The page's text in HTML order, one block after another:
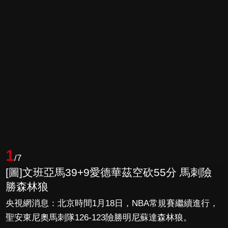
1/7
[圖]文班亞馬39+9愛德華茲空砍55分 馬刺險
勝森林狼
央視網消息：北京時間1月18日，NBA常規賽繼續進行，
聖安東尼奧馬刺隊126-123險勝明尼蘇達森林狼。